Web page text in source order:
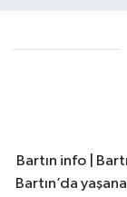
Bartın info |
Bartın’da